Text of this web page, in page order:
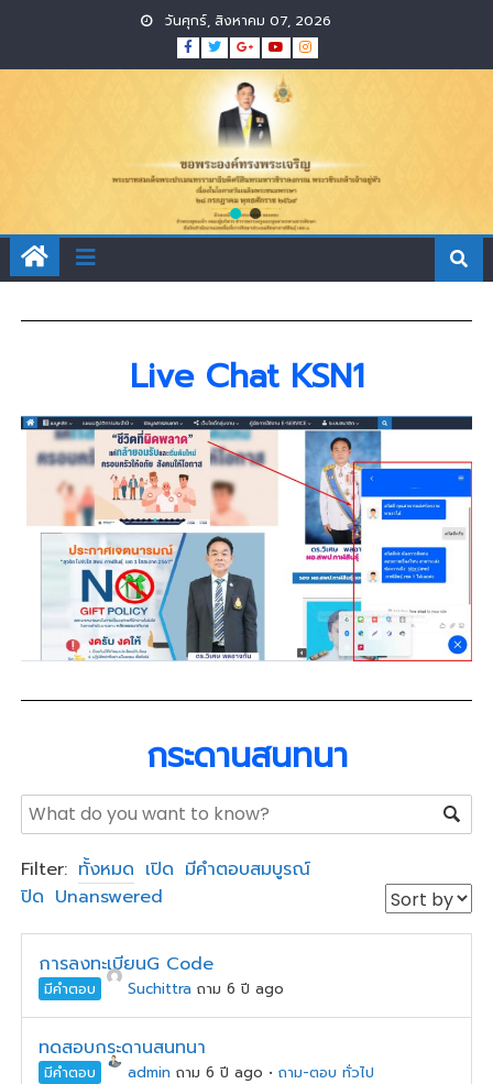
วันศุกร์, สิงหาคม 07, 2026
Live Chat KSN1
กระดานสนทนา
Filter: ทั้งหมด เปิด มีคำตอบสมบูรณ์
ปิด Unanswered
การลงทะเบียนG Code
มีคำตอบ Suchittra ถาม 6 ปี ago
ทดสอบกระดานสนทนา
มีคำตอบ admin ถาม 6 ปี ago • ถาม-ตอบ ทั่วไป